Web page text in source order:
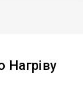
Нагріву